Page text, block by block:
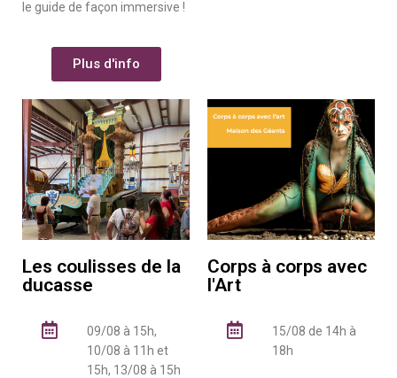
le guide de façon immersive !
Plus d'info
Les coulisses de la
ducasse
09/08 à 15h,
10/08 à 11h et
15h, 13/08 à 15h
Corps à corps avec
l'Art
15/08 de 14h à
18h